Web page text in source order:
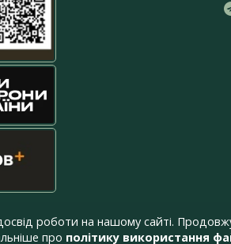
роботи на нашому сайті.
про політику використання